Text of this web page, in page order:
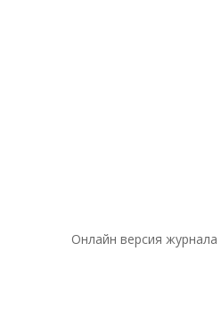
Онлайн версия журнала